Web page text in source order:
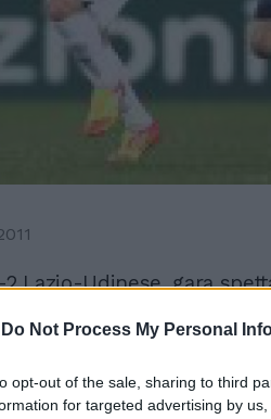
Do Not Process My Personal
opt-out of the sale, sharing to third
for targeted advertising by
Lazio-Udinese, gara
All'Olimpico
quindi il definitivo pari di
testa con due punti di